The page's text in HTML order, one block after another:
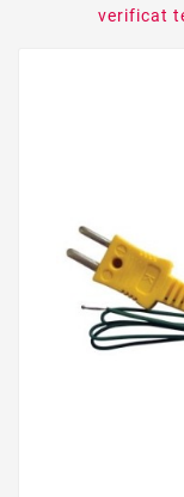
verificat